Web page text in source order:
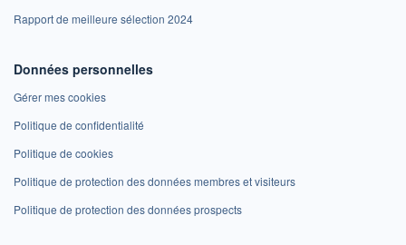
Rapport de meilleure sélection 2024
Données personnelles
Gérer mes cookies
Politique de confidentialité
Politique de cookies
Politique de protection des données membres et visiteurs
Politique de protection des données prospects